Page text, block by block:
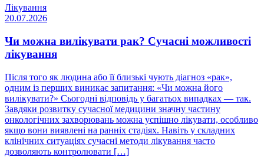
Лікування
20.07.2026
Чи можна вилікувати рак? Сучасні можливості
лікування
Після того як людина або її близькі чують діагноз «рак»,
одним із перших виникає запитання: «Чи можна його
вилікувати?» Сьогодні відповідь у багатьох випадках — так.
Завдяки розвитку сучасної медицини значну частину
онкологічних захворювань можна успішно лікувати, особливо
якщо вони виявлені на ранніх стадіях. Навіть у складних
клінічних ситуаціях сучасні методи лікування часто
дозволяють контролювати […]